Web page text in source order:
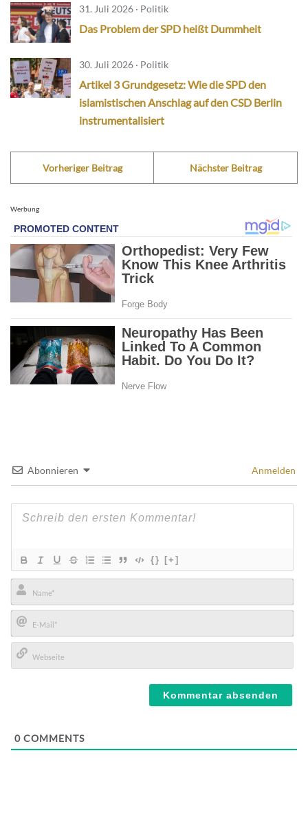
31. Juli 2026 · Politik
Das Problem der SPD heißt Dummheit
30. Juli 2026 · Politik
Artikel 3 Grundgesetz: Wie die SPD den
islamistischen Anschlag auf den CSD Berlin
instrumentalisiert
Vorheriger Beitrag Nächster Beitrag
Werbung
Abonnieren Anmelden
{} [+]
Name*
E-
Mail*
0 COMMENTS